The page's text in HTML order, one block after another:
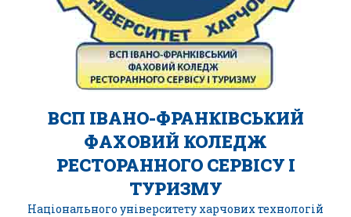
ВСП ІВАНО-ФРАНКІВСЬКИЙ
ФАХОВИЙ КОЛЕДЖ
РЕСТОРАННОГО СЕРВІСУ І
ТУРИЗМУ
Національного університету харчових технологій